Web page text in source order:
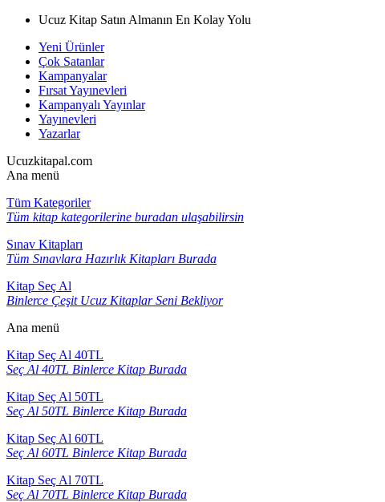
Ucuz Kitap Satın Almanın En Kolay Yolu
Yeni Ürünler
Çok Satanlar
Kampanyalar
Fırsat Yayınevleri
Kampanyalı Yayınlar
Yayınevleri
Yazarlar
Ucuzkitapal.com
Ana menü
Tüm Kategoriler
Tüm kitap kategorilerine buradan ulaşabilirsin
Sınav Kitapları
Tüm Sınavlara Hazırlık Kitapları Burada
Kitap Seç Al
Binlerce Çeşit Ucuz Kitaplar Seni Bekliyor
Ana menü
Kitap Seç Al 40TL
Seç Al 40TL Binlerce Kitap Burada
Kitap Seç Al 50TL
Seç Al 50TL Binlerce Kitap Burada
Kitap Seç Al 60TL
Seç Al 60TL Binlerce Kitap Burada
Kitap Seç Al 70TL
Seç Al 70TL Binlerce Kitap Burada